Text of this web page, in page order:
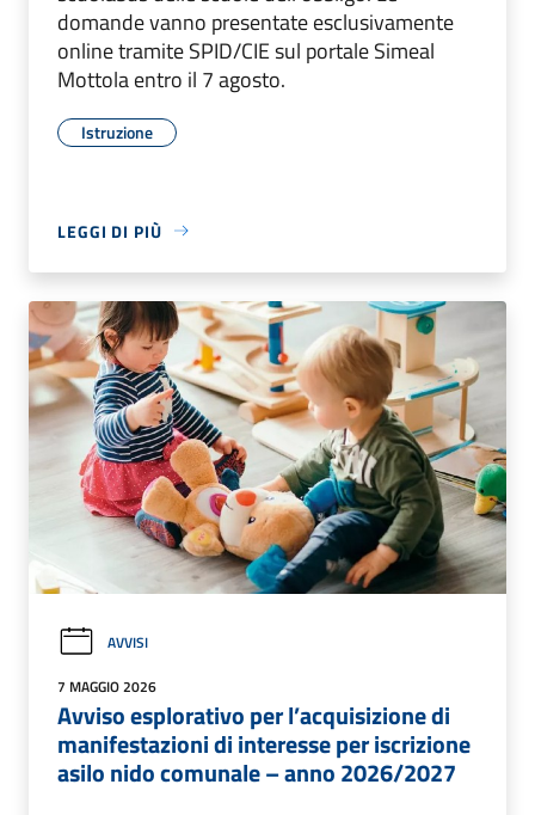
domande vanno presentate esclusivamente
online tramite SPID/CIE sul portale Simeal
Mottola entro il 7 agosto.
Istruzione
LEGGI DI PIÙ
AVVISI
7 MAGGIO 2026
Avviso esplorativo per l’acquisizione di
manifestazioni di interesse per iscrizione
asilo nido comunale – anno 2026/2027